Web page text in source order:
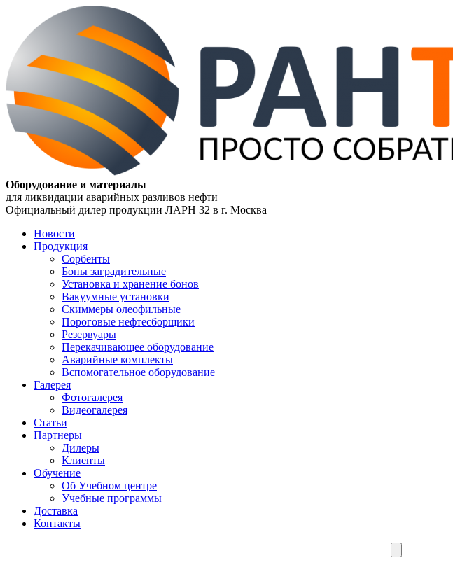
Оборудование и материалы
для ликвидации аварийных разливов нефти
Официальный дилер продукции ЛАРН 32 в г. Москва
Новости
Продукция
Сорбенты
Боны заградительные
Установка и хранение бонов
Вакуумные установки
Скиммеры олеофильные
Пороговые нефтесборщики
Резервуары
Перекачивающее оборудование
Аварийные комплекты
Вспомогательное оборудование
Галерея
Фотогалерея
Видеогалерея
Статьи
Партнеры
Дилеры
Клиенты
Обучение
Об Учебном центре
Учебные программы
Доставка
Контакты